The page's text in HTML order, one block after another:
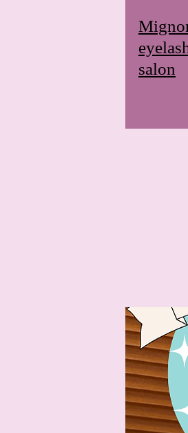
salon